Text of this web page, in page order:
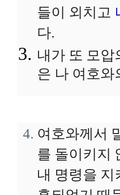
들이 외치고
다.
내가 또 모압
은 나 여호와
여호와께서
를 돌이키지
내 명령을